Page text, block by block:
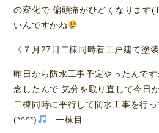
の変化で 偏頭痛がひどくなります
いんですかね
《７月27日二棟同時着工戸建て塗装
昨日から防水工事予定やったんで
念したんで 気分を取り直して今日
二棟同時に平行して防水工事を行
(*^^*)
一棟目